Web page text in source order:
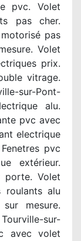
pvc. Volet
pas cher.
pas
Volet
prix.
vitrage.
sur-Pont-
alu.
pvc avec
electrique
pvc
extérieur.
porte. Volet
roulants alu
mesure.
sur-
avec volet